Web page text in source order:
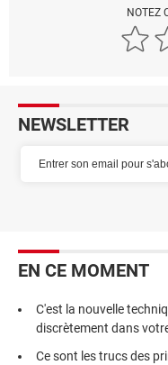
NOTEZ
NEWSLETTER
EN CE MOMENT
C'est la nouvelle
discrètement dans
Ce sont les trucs des